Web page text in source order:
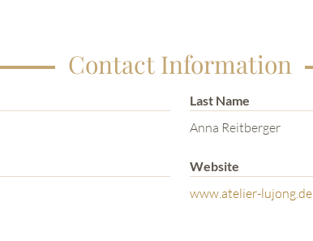
Contact Information
Last Name
Anna Reitberger
Website
www.atelier-lujong.de